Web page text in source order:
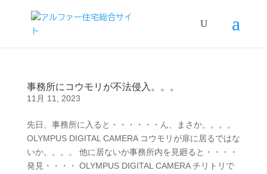
事務所にコウモリが不法侵入。。。
11月 11, 2023
先日、事務所に入ると・・・・・・ん、まさか。。。。
OLYMPUS DIGITAL CAMERA コウモリが扉に居るではな
いか。。。。 他に居ないか事務所内を見廻ると・・・・
発見・・・・ OLYMPUS DIGITAL CAMERA チリトリで